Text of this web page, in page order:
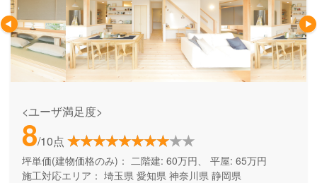
<ユーザ満足度>
8/10点
坪単価(建物価格のみ)： 二階建: 60万円、 平屋: 65万円
施工対応エリア： 埼玉県 愛知県 神奈川県 静岡県